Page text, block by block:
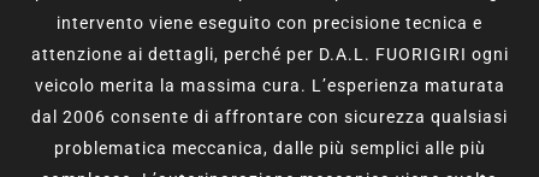
intervento viene eseguito con precisione tecnica e
attenzione ai dettagli, perché per D.A.L. FUORIGIRI ogni
veicolo merita la massima cura. L’esperienza maturata
dal 2006 consente di affrontare con sicurezza qualsiasi
problematica meccanica, dalle più semplici alle più